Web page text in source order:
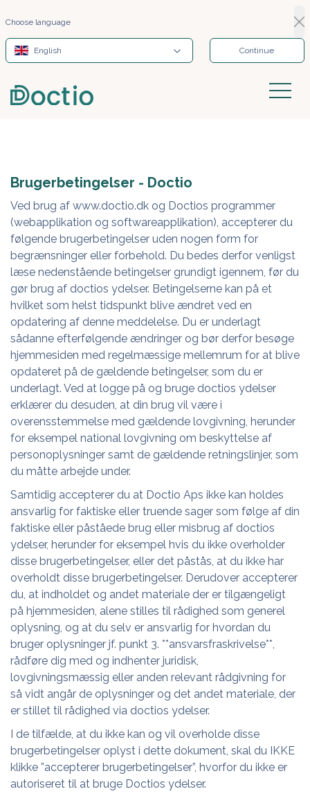
Choose language
English Continue
Brugerbetingelser - Doctio
Ved brug af www.doctio.dk og Doctios programmer
(webapplikation og softwareapplikation), accepterer du
følgende brugerbetingelser uden nogen form for
begrænsninger eller forbehold. Du bedes derfor venligst
læse nedenstående betingelser grundigt igennem, før du
gør brug af doctios ydelser. Betingelserne kan på et
hvilket som helst tidspunkt blive ændret ved en
opdatering af denne meddelelse. Du er underlagt
sådanne efterfølgende ændringer og bør derfor besøge
hjemmesiden med regelmæssige mellemrum for at blive
opdateret på de gældende betingelser, som du er
underlagt. Ved at logge på og bruge doctios ydelser
erklærer du desuden, at din brug vil være i
overensstemmelse med gældende lovgivning, herunder
for eksempel national lovgivning om beskyttelse af
personoplysninger samt de gældende retningslinjer, som
du måtte arbejde under.
Samtidig accepterer du at Doctio Aps ikke kan holdes
ansvarlig for faktiske eller truende sager som følge af din
faktiske eller påståede brug eller misbrug af doctios
ydelser, herunder for eksempel hvis du ikke overholder
disse brugerbetingelser, eller det påstås, at du ikke har
overholdt disse brugerbetingelser. Derudover accepterer
du, at indholdet og andet materiale der er tilgængeligt
på hjemmesiden, alene stilles til rådighed som generel
oplysning, og at du selv er ansvarlig for hvordan du
bruger oplysninger jf. punkt 3. **ansvarsfraskrivelse**,
rådføre dig med og indhenter juridisk,
lovgivningsmæssig eller anden relevant rådgivning for
så vidt angår de oplysninger og det andet materiale, der
er stillet til rådighed via doctios ydelser.
I de tilfælde, at du ikke kan og vil overholde disse
brugerbetingelser oplyst i dette dokument, skal du IKKE
klikke ”accepterer brugerbetingelser”, hvorfor du ikke er
autoriseret til at bruge Doctios ydelser.